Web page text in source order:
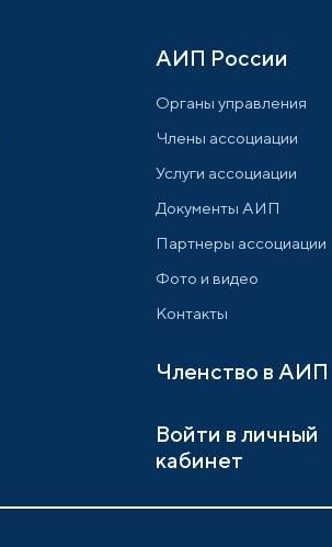
АИП России
Органы управления
Члены ассоциации
Услуги ассоциации
Документы АИП
Партнеры ассоциации
Фото и видео
Контакты
Членство в АИП
Войти в личный
кабинет